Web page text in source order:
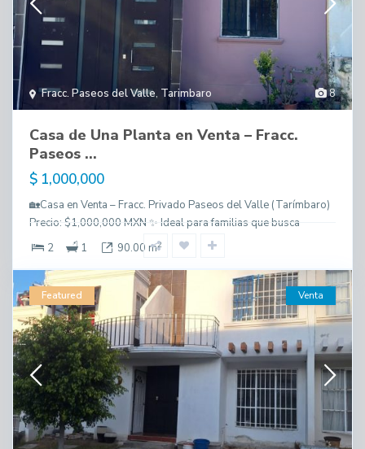
8
Fracc. Paseos del Valle, Tarimbaro
Casa de Una Planta en Venta – Fracc.
Paseos ...
$ 1,000,000
🏡Casa en Venta – Fracc. Privado Paseos del Valle (Tarímbaro)
Precio: $1,000,000 MXN ✨ Ideal para familias que busca
2
1 90.00 m2
Featured Venta